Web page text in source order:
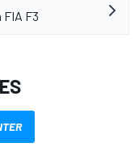
FIA F3